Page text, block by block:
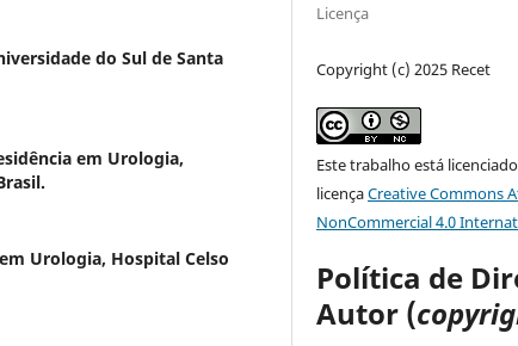
do Sul de Santa
em Urologia,
Urologia, Hospital Celso
Licença
Copyright (c) 2025 Recet
Este trabalho está
licençaCreative Commons
NonCommercial 4.0
Política de
Autor (